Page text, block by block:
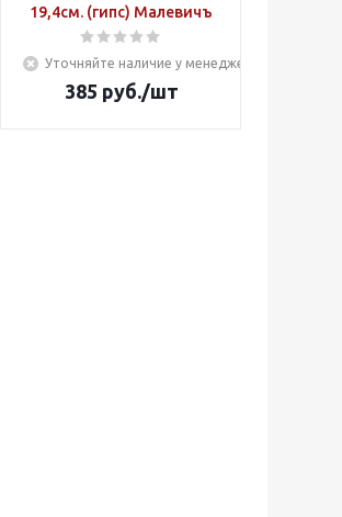
19,4см. (гипс) Малевичъ
Уточняйте наличие у менеджера
385 руб./шт